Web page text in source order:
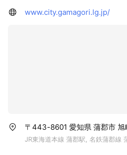
www.city.gamagori.lg.jp/
〒443-8601 愛知県 蒲郡市 旭
JR東海道本線 蒲郡駅, 名鉄蒲郡線